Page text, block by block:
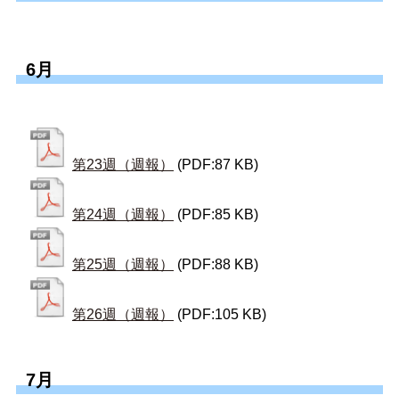
6月
第23週（週報） (PDF:87 KB)
第24週（週報） (PDF:85 KB)
第25週（週報） (PDF:88 KB)
第26週（週報） (PDF:105 KB)
7月